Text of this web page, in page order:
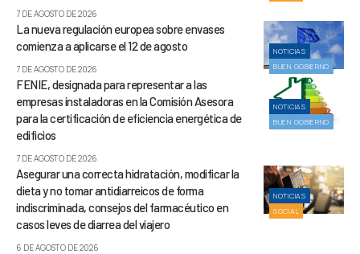
7 DE AGOSTO DE 2026
NOTICIAS
BUEN GOBIERNO
La nueva regulación europea sobre envases
comienza a aplicarse el 12 de agosto
7 DE AGOSTO DE 2026
NOTICIAS
BUEN GOBIERNO
FENIE, designada para representar a las
empresas instaladoras en la Comisión Asesora
para la certificación de eficiencia energética de
edificios
7 DE AGOSTO DE 2026
NOTICIAS
SOCIAL
Asegurar una correcta hidratación, modificar la
dieta y no tomar antidiarreicos de forma
indiscriminada, consejos del farmacéutico en
casos leves de diarrea del viajero
6 DE AGOSTO DE 2026